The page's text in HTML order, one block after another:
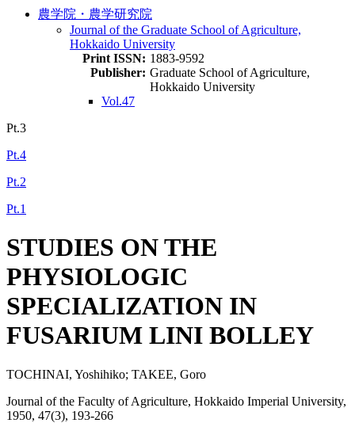
農学院・農学研究院
Journal of the Graduate School of Agriculture,
Hokkaido University
Print ISSN: 1883-9592
Publisher: Graduate School of Agriculture,
Hokkaido University
Vol.47
Pt.3
Pt.4
Pt.2
Pt.1
STUDIES ON THE
PHYSIOLOGIC
SPECIALIZATION IN
FUSARIUM LINI BOLLEY
TOCHINAI, Yoshihiko; TAKEE, Goro
Journal of the Faculty of Agriculture, Hokkaido Imperial University,
1950, 47(3), 193-266